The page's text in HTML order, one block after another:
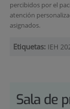
percibidos por el
atención
asignados.
Etiquetas: IEH
Sala de